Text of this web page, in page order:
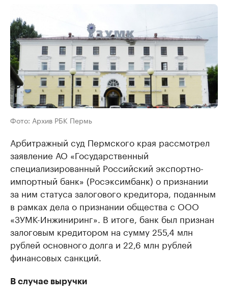
Фото: Архив РБК Пермь
Арбитражный суд Пермского края рассмотрел
заявление АО «Государственный
специализированный Российский экспортно-
импортный банк» (Росэксимбанк) о признании
за ним статуса залогового кредитора, поданным
в рамках дела о признании общества с ООО
«ЗУМК-Инжиниринг». В итоге, банк был признан
залоговым кредитором на сумму 255,4 млн
рублей основного долга и 22,6 млн рублей
финансовых санкций.
В случае выручки